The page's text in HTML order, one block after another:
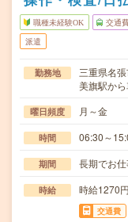
職種未経験OK 交通
派遣
勤務地
三重県名
美旗駅か
曜日頻度 月～金
時間 06:30～
期間 長期でお
時給 時給1270円
交通費